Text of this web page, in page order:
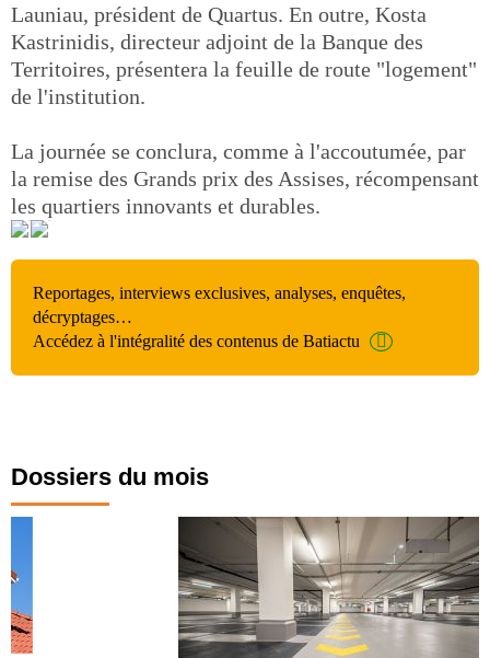
Launiau, président de Quartus. En outre, Kosta
Kastrinidis, directeur adjoint de la Banque des
Territoires, présentera la feuille de route "logement"
de l'institution.
La journée se conclura, comme à l'accoutumée, par
la remise des Grands prix des Assises, récompensant
les quartiers innovants et durables.
Reportages, interviews exclusives, analyses, enquêtes,
décryptages…
Accédez à l'intégralité des contenus de Batiactu
Dossiers du mois